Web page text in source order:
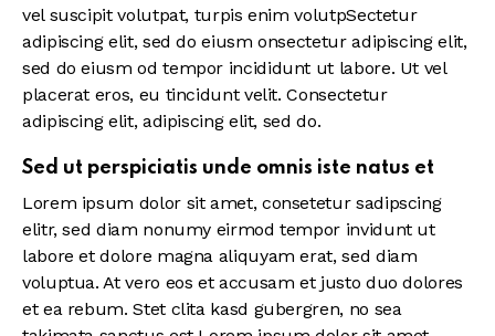
vel suscipit volutpat, turpis enim volutpSectetur
adipiscing elit, sed do eiusm onsectetur adipiscing elit,
sed do eiusm od tempor incididunt ut labore. Ut vel
placerat eros, eu tincidunt velit. Consectetur
adipiscing elit, adipiscing elit, sed do.
Sed ut perspiciatis unde omnis iste natus et
Lorem ipsum dolor sit amet, consetetur sadipscing
elitr, sed diam nonumy eirmod tempor invidunt ut
labore et dolore magna aliquyam erat, sed diam
voluptua. At vero eos et accusam et justo duo dolores
et ea rebum. Stet clita kasd gubergren, no sea